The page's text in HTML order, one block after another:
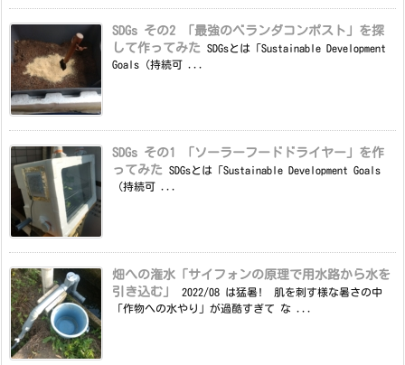
SDGs その2 「最強のベランダコンポスト」を探
して作ってみた
SDGsとは「Sustainable Development
Goals（持続可 ...
SDGs その1 「ソーラーフードドライヤー」を作
ってみた
SDGsとは「Sustainable Development Goals
（持続可 ...
畑への潅水「サイフォンの原理で用水路から水を
引き込む」
2022/08 は猛暑! 肌を刺す様な暑さの中
「作物への水やり」が過酷すぎて な ...